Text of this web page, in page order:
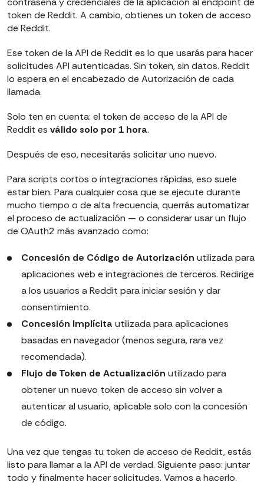
token de Reddit. A cambio, obtienes un token de acceso
de Reddit.
Ese token de la API de Reddit es lo que usarás para hacer
solicitudes API autenticadas. Sin token, sin datos. Reddit
lo espera en el encabezado de Autorización de cada
llamada.
Solo ten en cuenta: el token de acceso de la API de
Reddit es válido solo por 1 hora.
Después de eso, necesitarás solicitar uno nuevo.
Para scripts cortos o integraciones rápidas, eso suele
estar bien. Para cualquier cosa que se ejecute durante
mucho tiempo o de alta frecuencia, querrás automatizar
el proceso de actualización — o considerar usar un flujo
de OAuth2 más avanzado como:
Concesión de Código de Autorización utilizada para
aplicaciones web e integraciones de terceros. Redirige
a los usuarios a Reddit para iniciar sesión y dar
consentimiento.
Concesión Implícita utilizada para aplicaciones
basadas en navegador (menos segura, rara vez
recomendada).
Flujo de Token de Actualización utilizado para
obtener un nuevo token de acceso sin volver a
autenticar al usuario, aplicable solo con la concesión
de código.
Una vez que tengas tu token de acceso de Reddit, estás
listo para llamar a la API de verdad. Siguiente paso: juntar
todo y finalmente hacer solicitudes. Vamos a hacerlo.